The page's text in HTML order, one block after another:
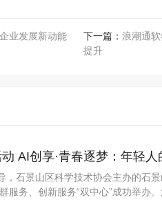
业发展新动能 下一篇： 浪潮通
提升
AI创享·青春逐梦：年轻人
，石景山区科学技术协会主办的石
服务、创新服务“双中心”成功举办